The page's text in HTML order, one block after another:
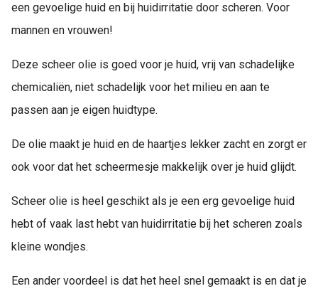
een gevoelige huid en bij huidirritatie door scheren. Voor
mannen en vrouwen!
Deze scheer olie is goed voor je huid, vrij van schadelijke
chemicaliën, niet schadelijk voor het milieu en aan te
passen aan je eigen huidtype.
De olie maakt je huid en de haartjes lekker zacht en zorgt er
ook voor dat het scheermesje makkelijk over je huid glijdt.
Scheer olie is heel geschikt als je een erg gevoelige huid
hebt of vaak last hebt van huidirritatie bij het scheren zoals
kleine wondjes.
Een ander voordeel is dat het heel snel gemaakt is en dat je